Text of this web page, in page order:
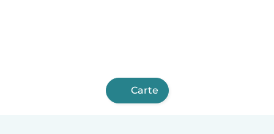
Carte